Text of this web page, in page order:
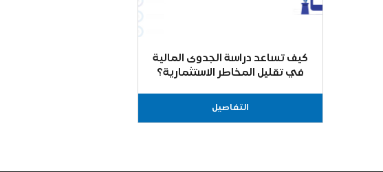
كيف تساعد دراسة الجدوى المالية
في تقليل المخاطر الاستثمارية؟
التفاصيل